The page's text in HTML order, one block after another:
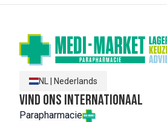
NL Nederlands
Vind ons internationaal
Parapharmacie